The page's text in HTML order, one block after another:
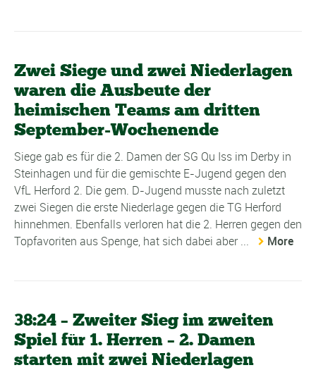
Zwei Siege und zwei Niederlagen
waren die Ausbeute der
heimischen Teams am dritten
September-Wochenende
Siege gab es für die 2. Damen der SG Qu Iss im Derby in
Steinhagen und für die gemischte E-Jugend gegen den
VfL Herford 2. Die gem. D-Jugend musste nach zuletzt
zwei Siegen die erste Niederlage gegen die TG Herford
hinnehmen. Ebenfalls verloren hat die 2. Herren gegen den
Topfavoriten aus Spenge, hat sich dabei aber ...
More
38:24 – Zweiter Sieg im zweiten
Spiel für 1. Herren – 2. Damen
starten mit zwei Niederlagen